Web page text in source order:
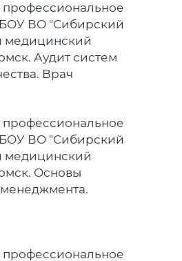
/ С. В. Гусакова, В. С.
[и др.] //
и клеточные
биосистем :
й Международной
Минск, 25–27 июня
Г. Г. Мартинович. –
государственный
– ISBN 978-985-881-648-
Contraction of Rat
Cells upon Activation
the Role of Chloride
ВО "Сибирский
медицинский
Аудит систем
Врач
ВО "Сибирский
медицинский
Основы
менеджмента.